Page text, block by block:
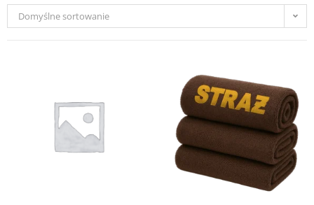
Domyślne sortowanie